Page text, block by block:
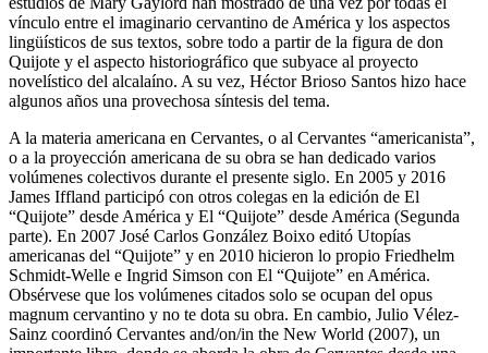
vínculo entre el imaginario cervantino de América y los aspectos
lingüísticos de sus textos, sobre todo a partir de la figura de don
Quijote y el aspecto historiográfico que subyace al proyecto
novelístico del alcalaíno. A su vez, Héctor Brioso Santos hizo hace
algunos años una provechosa síntesis del tema.
A la materia americana en Cervantes, o al Cervantes “americanista”,
o a la proyección americana de su obra se han dedicado varios
volúmenes colectivos durante el presente siglo. En 2005 y 2016
James Iffland participó con otros colegas en la edición de El
“Quijote” desde América y El “Quijote” desde América (Segunda
parte). En 2007 José Carlos González Boixo editó Utopías
americanas del “Quijote” y en 2010 hicieron lo propio Friedhelm
Schmidt-Welle e Ingrid Simson con El “Quijote” en América.
Obsérvese que los volúmenes citados solo se ocupan del opus
magnum cervantino y no te dota su obra. En cambio, Julio Vélez-
Sainz coordinó Cervantes and/on/in the New World (2007), un